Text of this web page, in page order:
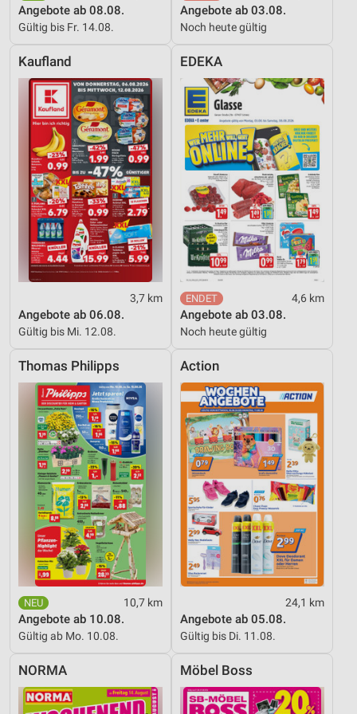
Angebote ab 08.08.
Gültig bis Fr. 14.08.
Angebote ab 03.08.
Noch heute gültig
Kaufland
3,7 km
Angebote ab 06.08.
Gültig bis Mi. 12.08.
EDEKA
4,6 km
Angebote ab 03.08.
Noch heute gültig
Thomas Philipps
10,7 km
Angebote ab 10.08.
Gültig ab Mo. 10.08.
Action
24,1 km
Angebote ab 05.08.
Gültig bis Di. 11.08.
NORMA Möbel Boss
Messung der Werbeleistung
Kombinationen von Daten aus verschiedenen
Quellen
Entwicklung und Verbesserung der Angebote
Verwendung reduzierter Daten zur Auswahl von
Inhalten
IAB-Besonderheiten:
Verwendung genauer Standortdaten
Geräte anhand von aktiv angeforderten
Informationen identifizieren
Nicht-IAB-Verarbeitungszwecke:
Notwendig
Performance
Funktional
Werbung